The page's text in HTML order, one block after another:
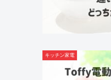
キッチン家電